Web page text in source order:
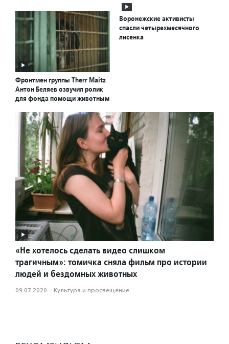
Фронтмен группы Therr Maitz
Антон Беляев озвучил ролик
для фонда помощи животным
Воронежские активисты
спасли четырехмесячного
лисенка
«Не хотелось сделать видео слишком
трагичным»: томичка сняла фильм про истории
людей и бездомных животных
09.07.2020 · Культура и просвещение